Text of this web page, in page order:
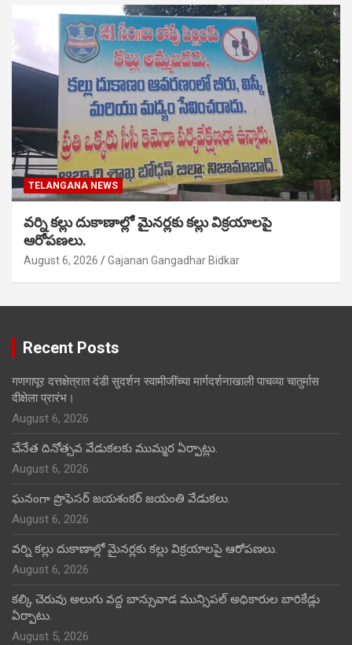
TELANGANA NEWS
వర్ని కల్లు దుకాణాల్లో మైనర్లకు కల్లు విక్రయాలపై
ఆరోపణలు.
August 6, 2026 Gajanan Gangadhar Bidkar
Recent Posts
गणगापूर दत्तक्षेत्रात दंडी सुदर्शन स्वामीजींच्या मार्गदर्शनाखाली पाचव्या चातुर्मास
दीक्षेला प्रारंभ।
August 6, 2026
చేనేత దినోత్సవ వేడుకలకు ముమ్మర ఏర్పాట్లు.
August 6, 2026
ఘనంగా ప్రొఫెసర్ జయశంకర్ జయంతి వేడుకలు.
August 6, 2026
వర్ని కల్లు దుకాణాల్లో మైనర్లకు కల్లు విక్రయాలపై ఆరోపణలు.
August 6, 2026
కల్కి చెరువు అలుగు వద్ద బాన్సువాడ మున్సిపల్ అధికారుల బారికేడ్లు
ఏర్పాటు.
August 5, 2026